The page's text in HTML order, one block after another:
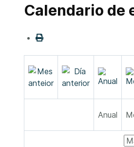
Calendario de
Anual